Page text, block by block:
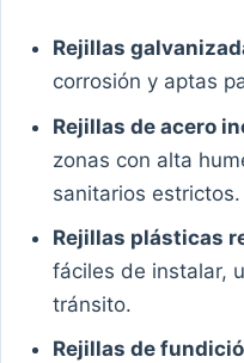
Rejillas
corrosión y aptas
Rejillas de acero
zonas con alta
sanitarios estrictos.
Rejillas plásticas
fáciles de instalar,
tránsito.
Rejillas de